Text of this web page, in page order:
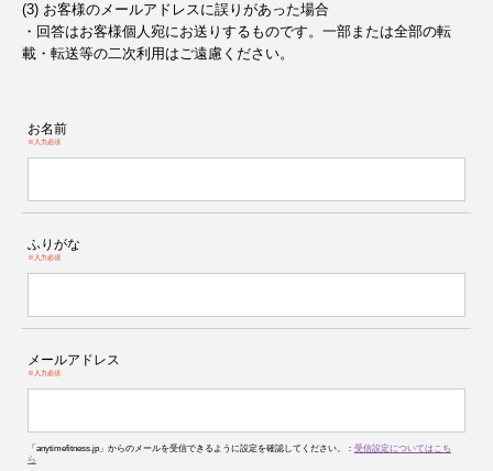
(3) お客様のメールアドレスに誤りがあった場合
・回答はお客様個人宛にお送りするものです。一部または全部の転
載・転送等の二次利用はご遠慮ください。
お名前
※入力必須
ふりがな
※入力必須
メールアドレス
※入力必須
「anytimefitness.jp」からのメールを受信できるように設定を確認してください。： 受信設定についてはこち
ら